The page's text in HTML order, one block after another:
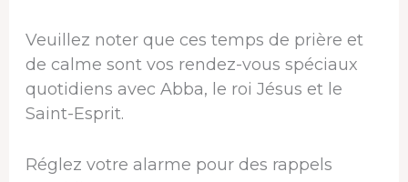
Veuillez noter que ces temps de prière et
de calme sont vos rendez-vous spéciaux
quotidiens avec Abba, le roi Jésus et le
Saint-Esprit.
Réglez votre alarme pour des rappels